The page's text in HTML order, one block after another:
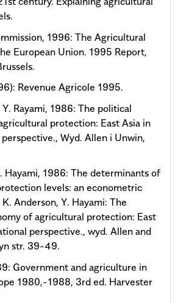
1996: The Agricultural
European Union. 1995 Report,
Revenue Agricole 1995.
Rayami, 1986: The political
protection: East Asia in
Wyd. Allen i Unwin,
Hayami, 1986: The determinants of
levels: an econometric
Anderson, Y. Hayami: The
of agricultural protection: East
perspective., wyd. Allen and
str. 39-49.
Government and agriculture in
1980,-1988, 3rd ed. Harvester